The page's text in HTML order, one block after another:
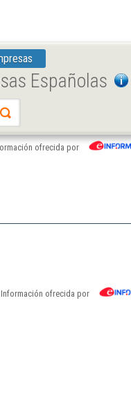
Españolas
ofrecida por
Información ofrecida por